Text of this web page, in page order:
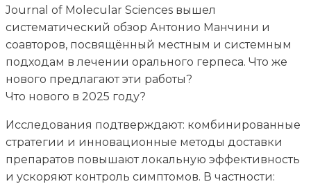
Journal of Molecular Sciences вышел
систематический обзор Антонио Манчини и
соавторов, посвящённый местным и системным
подходам в лечении орального герпеса. Что же
нового предлагают эти работы?
Что нового в 2025 году?
Исследования подтверждают: комбинированные
стратегии и инновационные методы доставки
препаратов повышают локальную эффективность
и ускоряют контроль симптомов. В частности: